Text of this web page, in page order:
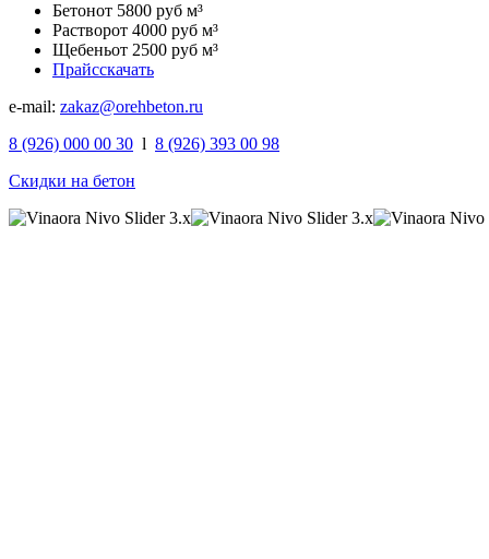
Бетонот 5800 руб м³
Растворот 4000 руб м³
Щебеньот 2500 руб м³
Прайсскачать
e-mail: zakaz@orehbeton.ru
8 (926) 000 00 30 l 8 (926) 393 00 98
Скидки на бетон